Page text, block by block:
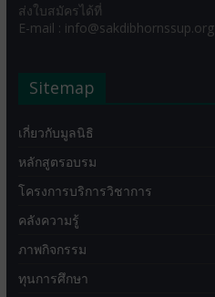
ส่งใบสมัครได้ที่
E-mail : info@sakdibhornssup.org
Sitemap
เกี่ยวกับมูลนิธิ
หลักสูตรอบรม
โครงการบริการวิชาการ
คลังความรู้
ภาพกิจกรรม
ทุนการศึกษา